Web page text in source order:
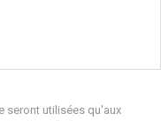
seront utilisées qu'aux